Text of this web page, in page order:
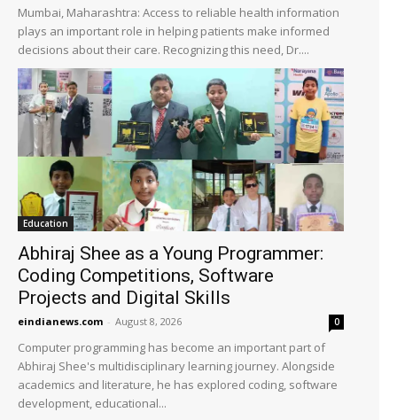
Mumbai, Maharashtra: Access to reliable health information
plays an important role in helping patients make informed
decisions about their care. Recognizing this need, Dr....
Education
Abhiraj Shee as a Young Programmer:
Coding Competitions, Software
Projects and Digital Skills
eindianews.com - August 8, 2026 0
Computer programming has become an important part of
Abhiraj Shee's multidisciplinary learning journey. Alongside
academics and literature, he has explored coding, software
development, educational...